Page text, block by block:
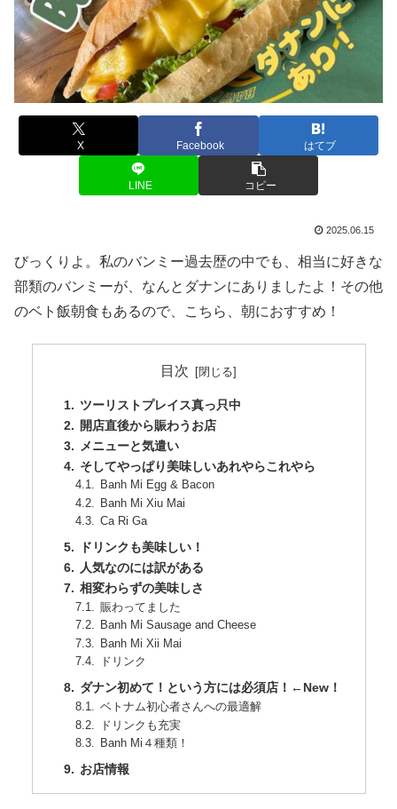
X Facebook はてブ
LINE コピー
2025.06.15
びっくりよ。私のバンミー過去歴の中でも、相当に好きな
部類のバンミーが、なんとダナンにありましたよ！その他
のベト飯朝食もあるので、こちら、朝におすすめ！
目次
ツーリストプレイス真っ只中
開店直後から賑わうお店
メニューと気遣い
そしてやっぱり美味しいあれやらこれやら
Banh Mi Egg & Bacon
Banh Mi Xiu Mai
Ca Ri Ga
ドリンクも美味しい！
人気なのには訳がある
相変わらずの美味しさ
賑わってました
Banh Mi Sausage and Cheese
Banh Mi Xii Mai
ドリンク
ダナン初めて！という方には必須店！←New！
ベトナム初心者さんへの最適解
ドリンクも充実
Banh Mi４種類！
お店情報